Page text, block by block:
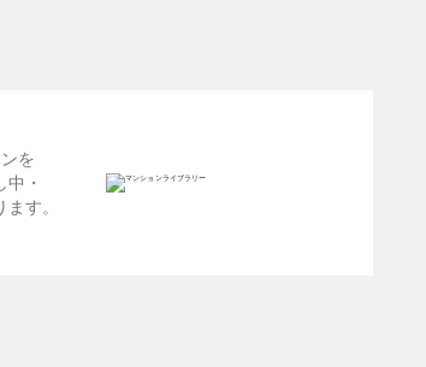
を
・
す。